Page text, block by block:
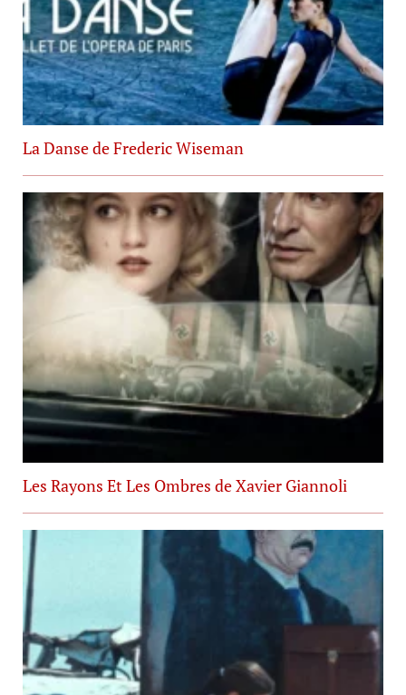
La Danse de Frederic Wiseman
Les Rayons Et Les Ombres de Xavier Giannoli